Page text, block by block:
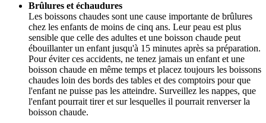
Brûlures et échaudures
Les boissons chaudes sont une cause importante de brûlures
chez les enfants de moins de cinq ans. Leur peau est plus
sensible que celle des adultes et une boisson chaude peut
ébouillanter un enfant jusqu'à 15 minutes après sa préparation.
Pour éviter ces accidents, ne tenez jamais un enfant et une
boisson chaude en même temps et placez toujours les boissons
chaudes loin des bords des tables et des comptoirs pour que
l'enfant ne puisse pas les atteindre. Surveillez les nappes, que
l'enfant pourrait tirer et sur lesquelles il pourrait renverser la
boisson chaude.